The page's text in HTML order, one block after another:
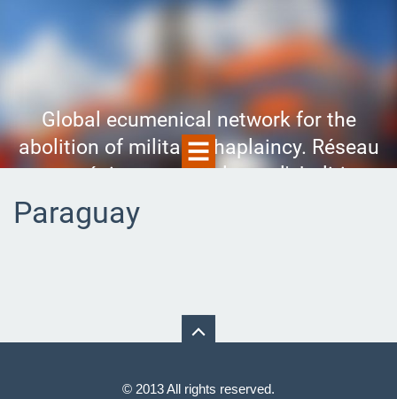
Global ecumenical network for the
abolition of military chaplaincy. Réseau
œcuménique mondial pour l'abolition
de l'aumônerie militaire. Red
Ecuménica Mundial para la abolición
священников.
Paraguay
© 2013 All rights reserved.